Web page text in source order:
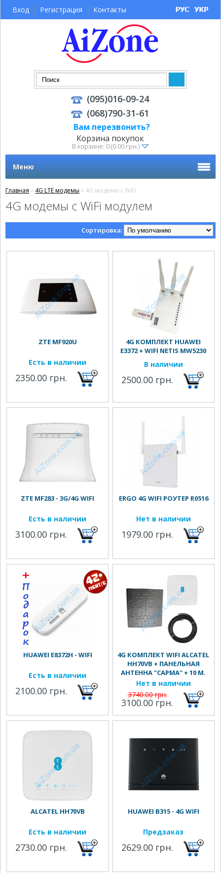
Корзина покупок
В корзине: 0 (0.00 грн.)
(095)016-09-24
(068)790-31-61
Вам перезвонить?
Вход Регистрация Контакты
Меню
Главная » 4G LTE модемы » 4G модемы с WiFi
4G модемы с WiFi модулем
Сортировка:
ZTE MF920U
Есть в наличии
2350.00 грн.
4G КОМПЛЕКТ HUAWEI
E3372 + WIFI NETIS MW5230
В наличии
2500.00 грн.
ZTE MF283 - 3G/4G WIFI
Есть в наличии
3100.00 грн.
ERGO 4G WIFI РОУТЕР R0516
Нет в наличии
1979.00 грн.
HUAWEI E8372H - WIFI
Есть в наличии
2100.00 грн.
4G КОМПЛЕКТ WIFI ALCATEL
HH70VB + ПАНЕЛЬНАЯ
АНТЕННА "САРМА" + 10 М.
КАБЕЛЯ
Нет в наличии
3740.00 грн.
3100.00 грн.
ALCATEL HH70VB
Есть в наличии
2730.00 грн.
HUAWEI B315 - 4G WIFI
Предзаказ
2629.00 грн.